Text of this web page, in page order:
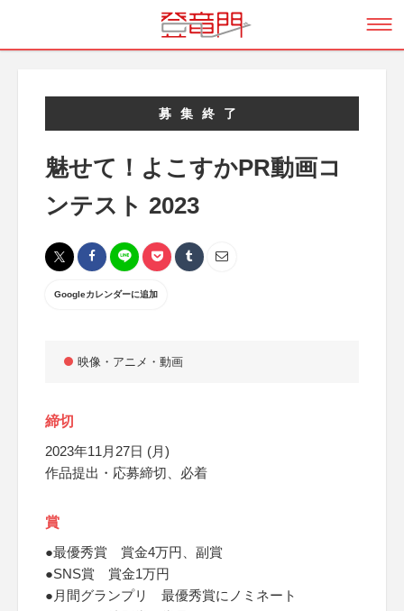
募集終了
魅せて！よこすかPR動画コ
ンテスト 2023
Googleカレンダーに追加
映像・アニメ・動画
締切
2023年11月27日 (月)
作品提出・応募締切、必着
賞
●最優秀賞 賞金4万円、副賞
●SNS賞 賞金1万円
●月間グランプリ 最優秀賞にノミネート